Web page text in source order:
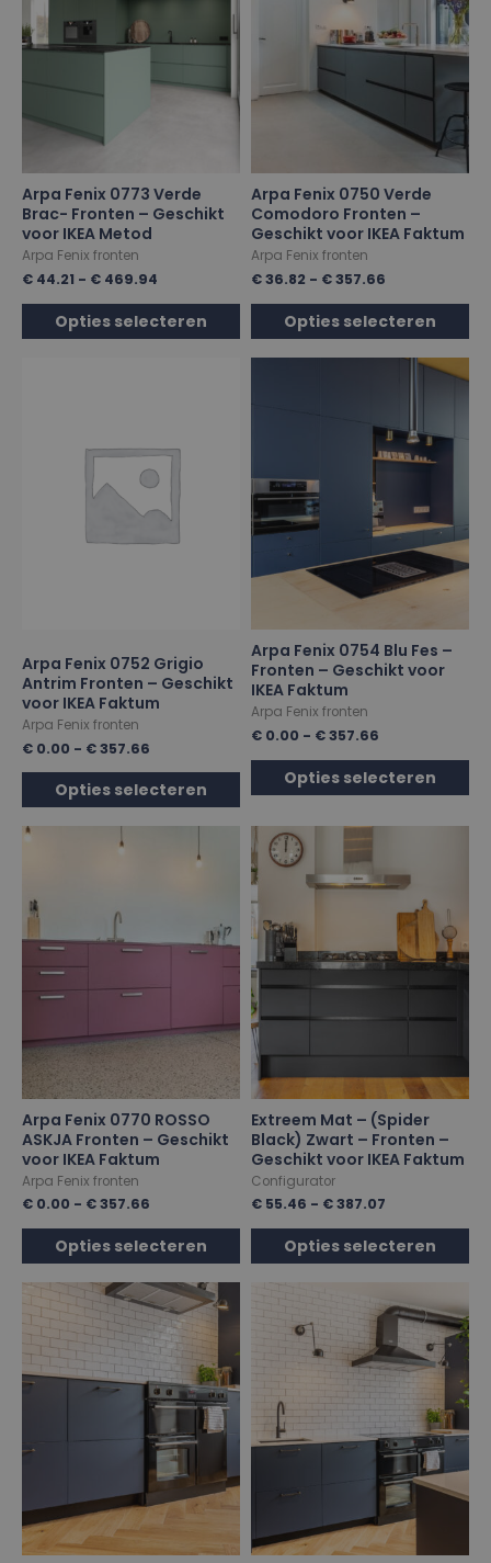
Arpa Fenix 0773 Verde
Brac- Fronten – Geschikt
voor IKEA Metod
Arpa Fenix fronten
€ 44.21 - € 469.94
Opties selecteren
Arpa Fenix 0750 Verde
Comodoro Fronten –
Geschikt voor IKEA Faktum
Arpa Fenix fronten
€36.82 - €357.66
Opties selecteren
Arpa Fenix 0752 Grigio
Antrim Fronten – Geschikt
voor IKEA Faktum
Arpa Fenix fronten
€ 0.00 - €357.66
Opties selecteren
Arpa Fenix 0754 Blu Fes –
Fronten – Geschikt voor
IKEA Faktum
Arpa Fenix fronten
€ 0.00 - €357.66
Opties selecteren
Arpa Fenix 0770 ROSSO
ASKJA Fronten – Geschikt
voor IKEA Faktum
Arpa Fenix fronten
€ 0.00 - €357.66
Opties selecteren
Extreem Mat – (Spider
Black) Zwart – Fronten –
Geschikt voor IKEA Faktum
Configurator
€ 55.46 - €387.07
Opties selecteren